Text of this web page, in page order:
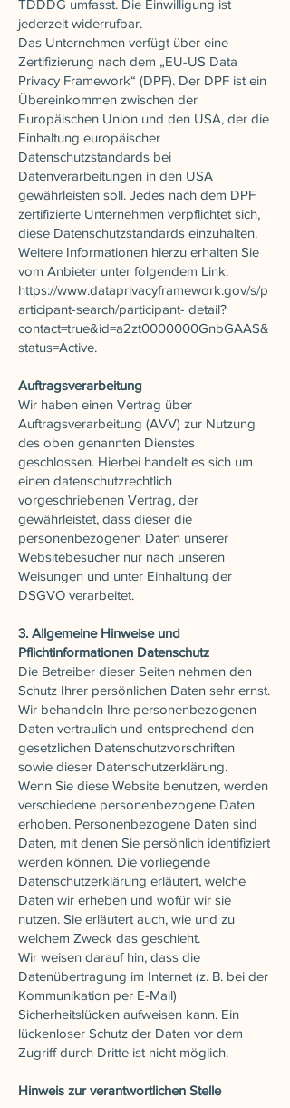
TDDDG umfasst. Die Einwilligung ist
jederzeit widerrufbar.
Das Unternehmen verfügt über eine
Zertifizierung nach dem „EU-US Data
Privacy Framework“ (DPF). Der DPF ist ein
Übereinkommen zwischen der
Europäischen Union und den USA, der die
Einhaltung europäischer
Datenschutzstandards bei
Datenverarbeitungen in den USA
gewährleisten soll. Jedes nach dem DPF
zertifizierte Unternehmen verpflichtet sich,
diese Datenschutzstandards einzuhalten.
Weitere Informationen hierzu erhalten Sie
vom Anbieter unter folgendem Link:
https://www.dataprivacyframework.gov/s/p
articipant-search/participant- detail?
contact=true&id=a2zt0000000GnbGAAS&
status=Active.
Auftragsverarbeitung
Wir haben einen Vertrag über
Auftragsverarbeitung (AVV) zur Nutzung
des oben genannten Dienstes
geschlossen. Hierbei handelt es sich um
einen datenschutzrechtlich
vorgeschriebenen Vertrag, der
gewährleistet, dass dieser die
personenbezogenen Daten unserer
Websitebesucher nur nach unseren
Weisungen und unter Einhaltung der
DSGVO verarbeitet.
3. Allgemeine Hinweise und
Pflichtinformationen Datenschutz
Die Betreiber dieser Seiten nehmen den
Schutz Ihrer persönlichen Daten sehr ernst.
Wir behandeln Ihre personenbezogenen
Daten vertraulich und entsprechend den
gesetzlichen Datenschutzvorschriften
sowie dieser Datenschutzerklärung.
Wenn Sie diese Website benutzen, werden
verschiedene personenbezogene Daten
erhoben. Personenbezogene Daten sind
Daten, mit denen Sie persönlich identifiziert
werden können. Die vorliegende
Datenschutzerklärung erläutert, welche
Daten wir erheben und wofür wir sie
nutzen. Sie erläutert auch, wie und zu
welchem Zweck das geschieht.
Wir weisen darauf hin, dass die
Datenübertragung im Internet (z. B. bei der
Kommunikation per E-Mail)
Sicherheitslücken aufweisen kann. Ein
lückenloser Schutz der Daten vor dem
Zugriff durch Dritte ist nicht möglich.
Hinweis zur verantwortlichen Stelle